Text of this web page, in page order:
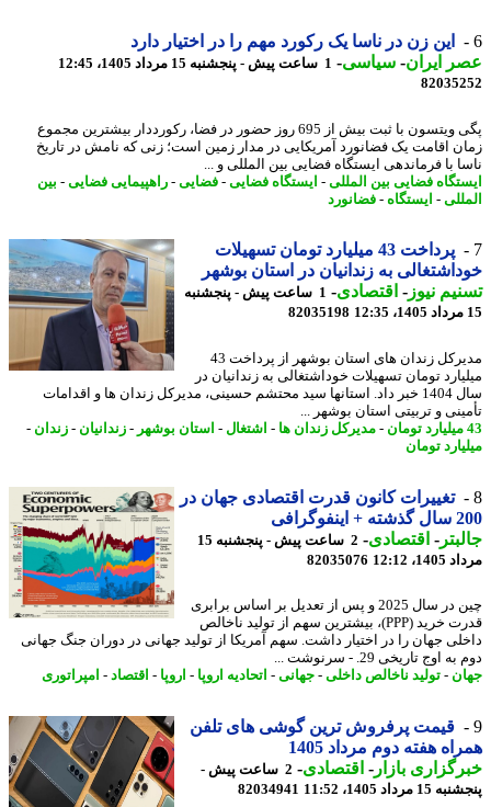
این زن در ناسا یک رکورد مهم را در اختیار دارد
ایران- سیاسی-1 ساعت پیش - پنجشنبه 15 مرداد 1405، 12:45
پگی ویتسون با ثبت بیش از 695 روز حضور در فضا، رکورددار بیشترین مجموع
اقامت یک فضانورد آمریکایی در مدار زمین است؛ زنی که نامش در تاریخ
با فرماندهی ایستگاه فضایی بین المللی و ...
فضایی بین المللی-ایستگاه فضایی-فضایی-راهپیمایی فضایی-بین
-ایستگاه-فضانورد
پرداخت 43 میلیارد تومان تسهیلات
به زندانیان در استان بوشهر
نیوز-اقتصادی- 1 ساعت پیش - پنجشنبه
82035198
مدیرکل زندان های استان بوشهر از پرداخت 43
تومان تسهیلات خوداشتغالی به زندانیان در
سال 1404 خبر داد. استانها سید محتشم حسینی، مدیرکل زندان ها و اقدامات
و تربیتی استان بوشهر ...
-مدیرکل زندان ها - اشتغال-استان بوشهر-زندانیان -زندان -
تومان
تغییرات کانون قدرت اقتصادی جهان در
-اقتصادی-
2 ساعت پیش - پنجشنبه 15
12:12
82035076
چین در سال 2025 و پس از تعدیل بر اساس برابری
قدرت خرید (PPP)، بیشترین سهم از تولید ناخالص
جهان را در اختیار داشت. سهم آمریکا از تولید جهانی در دوران جنگ جهانی
اوج تاریخی 29. - سرنوشت ...
-تولید ناخالص داخلی -جهانی-اتحادیه اروپا - اروپا - اقتصاد-امپراتوری
قیمت پرفروش ترین گوشی های تلفن
هفته دوم مرداد 1405
بازار- اقتصادی- 2 ساعت پیش -
1405، 11:52
82034941